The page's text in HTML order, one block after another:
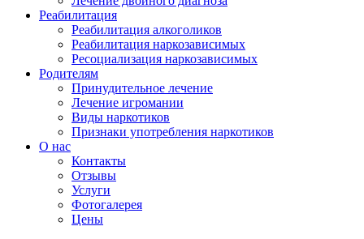
Реабилитация
Реабилитация алкоголиков
Реабилитация наркозависимых
Ресоциализация наркозависимых
Родителям
Принудительное лечение
Лечение игромании
Виды наркотиков
Признаки употребления наркотиков
О нас
Контакты
Отзывы
Услуги
Фотогалерея
Цены